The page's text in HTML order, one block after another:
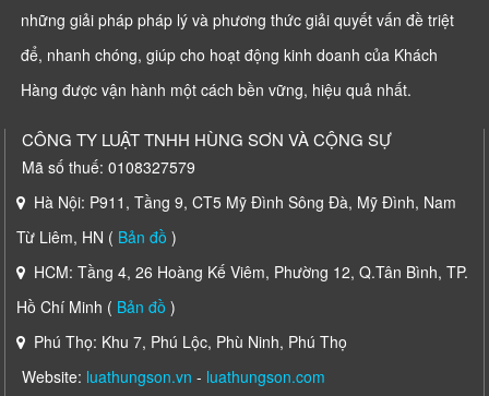
những giải pháp pháp lý và phương thức giải quyết vấn đề triệt
để, nhanh chóng, giúp cho hoạt động kinh doanh của Khách
Hàng được vận hành một cách bền vững, hiệu quả nhất.
CÔNG TY LUẬT TNHH HÙNG SƠN VÀ CỘNG SỰ
Mã số thuế: 0108327579
Hà Nội: P911, Tầng 9, CT5 Mỹ Đình Sông Đà, Mỹ Đình, Nam
Từ Liêm, HN ( Bản đồ )
HCM: Tầng 4, 26 Hoàng Kế Viêm, Phường 12, Q.Tân Bình, TP.
Hồ Chí Minh ( Bản đồ )
Phú Thọ: Khu 7, Phú Lộc, Phù Ninh, Phú Thọ
Website: luathungson.vn - luathungson.com